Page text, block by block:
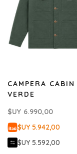
CAMPERA CABIN
VERDE
$UY 6.990,00
$UY 5.942,00
$UY 5.592,00